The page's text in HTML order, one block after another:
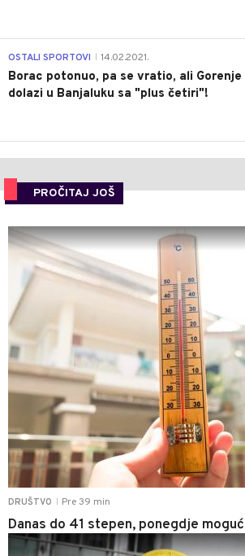
OSTALI SPORTOVI 14.02.2021.
Borac potonuo, pa se vratio, ali Gorenje
dolazi u Banjaluku sa "plus četiri"!
PROČITAJ JOŠ
DRUŠTVO Pre 39 min
Danas do 41 stepen, ponegdje